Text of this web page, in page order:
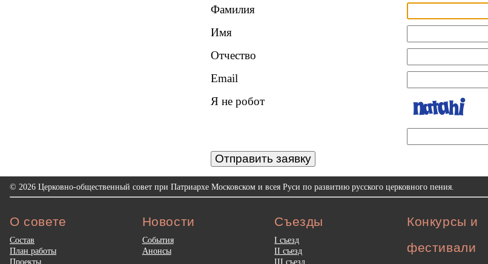
Фамилия
Имя
Отчество
Email
Я не робот
Отправить заявку
© 2026 Церковно-общественный совет при Патриархе Московском и всея Руси по развитию русского церковного пения.
О совете
Состав
План работы
Проекты
Новости
События
Анонсы
Съезды
I съезд
II съезд
III съезд
Конкурсы и
фестивали